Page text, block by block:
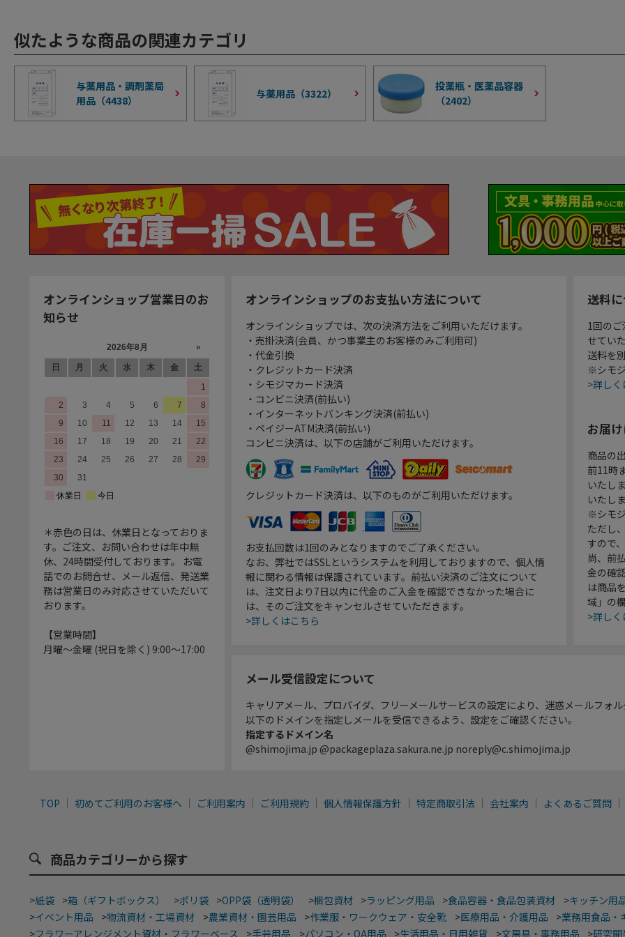
似たような商品の関連カテゴリ
与薬用品・調剤薬局
用品（4438）
与薬用品（3322）
投薬瓶・医薬品容器
（2402）
オンラインショップ営業日のお
知らせ
＊赤色の日は、休業日となっておりま
す。ご注文、お問い合わせは年中無
休、24時間受付しております。 お電
話でのお問合せ、メール返信、発送業
務は営業日のみ対応させていただいて
おります。
【営業時間】
月曜～金曜 (祝日を除く) 9:00～17:00
オンラインショップのお支払い方法について
オンラインショップでは、次の決済方法をご利用いただけます。
・売掛決済(会員、かつ事業主のお客様のみご利用可)
・代金引換
・クレジットカード決済
・シモジマカード決済
・コンビニ決済(前払い)
・インターネットバンキング決済(前払い)
・ペイジーATM決済(前払い)
コンビニ決済は、以下の店舗がご利用いただけます。
クレジットカード決済は、以下のものがご利用いただけます。
お支払回数は1回のみとなりますのでご了承ください。
なお、弊社ではSSLというシステムを利用しておりますので、個人情
報に関わる情報は保護されています。前払い決済のご注文について
は、注文日より7日以内に代金のご入金を確認できなかった場合に
は、そのご注文をキャンセルさせていただきます。
>詳しくはこちら
送料
1回の
せてい
送料を
※シモ
>詳し
お届
商品の
前11時
いたし
いたし
※シモ
ただし
すので
尚、前
金の確
は商品
域」の
>詳し
メール受信設定について
キャリアメール、プロバイダ、フリーメールサービスの設定により、迷惑メールフォ
以下のドメインを指定しメールを受信できるよう、設定をご確認ください。
指定するドメイン名
@shimojima.jp @packageplaza.sakura.ne.jp noreply@c.shimojima.jp
TOP 初めてご利用のお客様へ ご利用案内 ご利用規約 個人情報保護方針 特定商取引法 会社案内 よくあるご質問
商品カテゴリーから探す
>紙袋 >箱（ギフトボックス） >ポリ袋 >OPP袋（透明袋） >梱包資材 >ラッピング用品 >食品容器・食品包装資材 >キッチン用
>イベント用品 >物流資材・工場資材 >農業資材・園芸用品 >作業服・ワークウェア・安全靴 >医療用品・介護用品 >業務用食品・
>フラワーアレンジメント資材・フラワーベース >手芸用品 >パソコン・OA用品 >生活用品・日用雑貨 >文房具・事務用品 >研究開